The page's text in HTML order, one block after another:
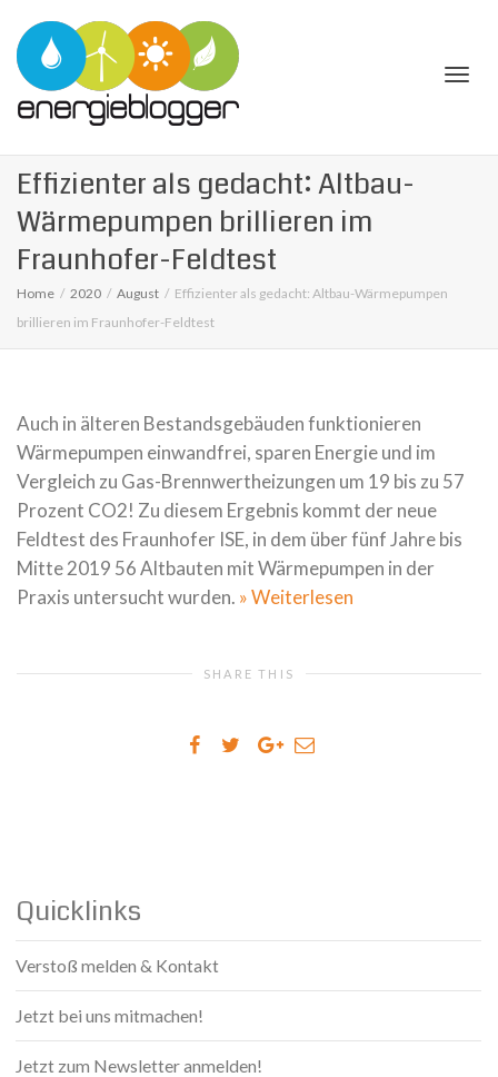
Effizienter als gedacht: Altbau-
Wärmepumpen brillieren im
Fraunhofer-Feldtest
Home 2020 August
Effizienter als gedacht: Altbau-Wärmepumpen
brillieren im Fraunhofer-Feldtest
Auch in älteren Bestandsgebäuden funktionieren
Wärmepumpen einwandfrei, sparen Energie und im
Vergleich zu Gas-Brennwertheizungen um 19 bis zu 57
Prozent CO2! Zu diesem Ergebnis kommt der neue
Feldtest des Fraunhofer ISE, in dem über fünf Jahre bis
Mitte 2019 56 Altbauten mit Wärmepumpen in der
Praxis untersucht wurden. » Weiterlesen
SHARE THIS
Quicklinks
Verstoß melden & Kontakt
Jetzt bei uns mitmachen!
Jetzt zum Newsletter anmelden!